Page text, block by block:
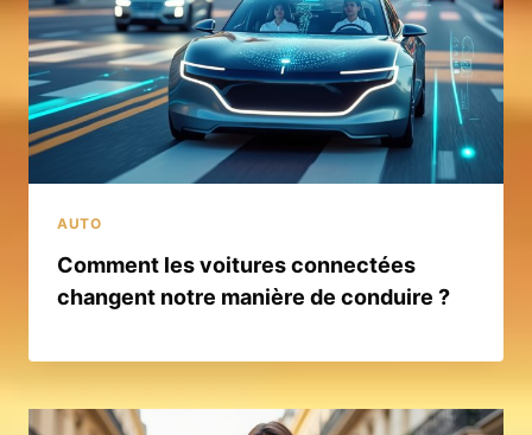
AUTO
Comment les voitures connectées
changent notre manière de conduire ?